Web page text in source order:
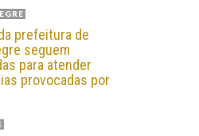
prefeitura de
seguem
para atender
provocadas por